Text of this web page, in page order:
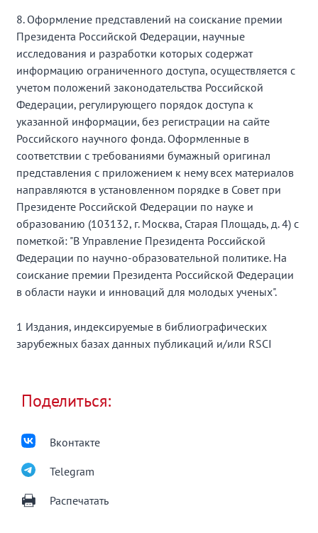
8. Оформление представлений на соискание премии
Президента Российской Федерации, научные
исследования и разработки которых содержат
информацию ограниченного доступа, осуществляется с
учетом положений законодательства Российской
Федерации, регулирующего порядок доступа к
указанной информации, без регистрации на сайте
Российского научного фонда. Оформленные в
соответствии с требованиями бумажный оригинал
представления с приложением к нему всех материалов
направляются в установленном порядке в Совет при
Президенте Российской Федерации по науке и
образованию (103132, г. Москва, Старая Площадь, д. 4) с
пометкой: "В Управление Президента Российской
Федерации по научно-образовательной политике. На
соискание премии Президента Российской Федерации
в области науки и инноваций для молодых ученых".
1 Издания, индексируемые в библиографических
зарубежных базах данных публикаций и/или RSCI
Поделиться:
Вконтакте
Telegram
Распечатать